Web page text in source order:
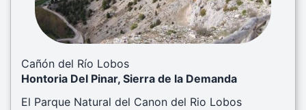
Cañón del Río Lobos
Hontoria Del Pinar, Sierra de la Demanda
El Parque Natural del Canon del Rio Lobos